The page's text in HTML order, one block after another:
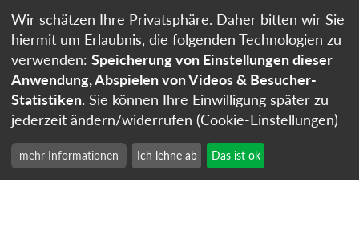
Widerrufsbelehrung
Widerrufsformular
Stellenangebote
Cookie-Einstellungen
Wir schätzen Ihre Privatsphäre. Daher bitten wir Sie
hiermit um Erlaubnis, die folgenden Technologien zu
verwenden: Speicherung von Einstellungen dieser
Anwendung, Abspielen von Videos & Besucher-
Statistiken. Sie können Ihre Einwilligung später zu
jederzeit ändern/widerrufen (Cookie-Einstellungen)
mehr Informationen Ich lehne ab Das ist ok